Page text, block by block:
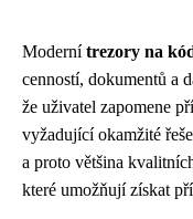
Modernítrezory na
cenností, dokumentů a
že uživatel zapomene
vyžadující okamžité
a proto většina
které umožňují získat